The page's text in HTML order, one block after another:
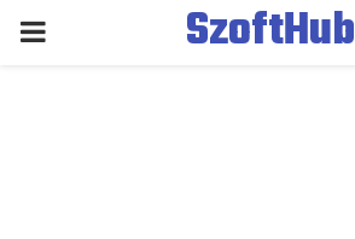
PRIMARY
SzoftHub